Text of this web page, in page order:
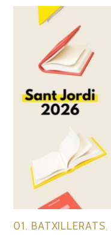
01. BATXILLERATS